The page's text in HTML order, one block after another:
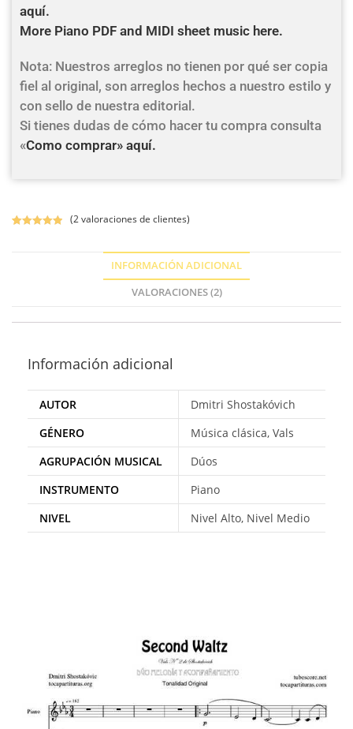
aquí.
More Piano PDF and MIDI sheet music here.
Nota: Nuestros arreglos no tienen por qué ser copia
fiel al original, son arreglos hechos a nuestro estilo y
con sello de nuestra editorial.
Si tienes dudas de cómo hacer tu compra consulta
«Como comprar» aquí.
(2valoraciones de clientes)
INFORMACIÓN ADICIONAL
VALORACIONES (2)
Información adicional
AUTOR
Dmitri Shostakóvich
GÉNERO
Música clásica, Vals
AGRUPACIÓN MUSICAL
Dúos
INSTRUMENTO
Piano
NIVEL
Nivel Alto, Nivel Medio